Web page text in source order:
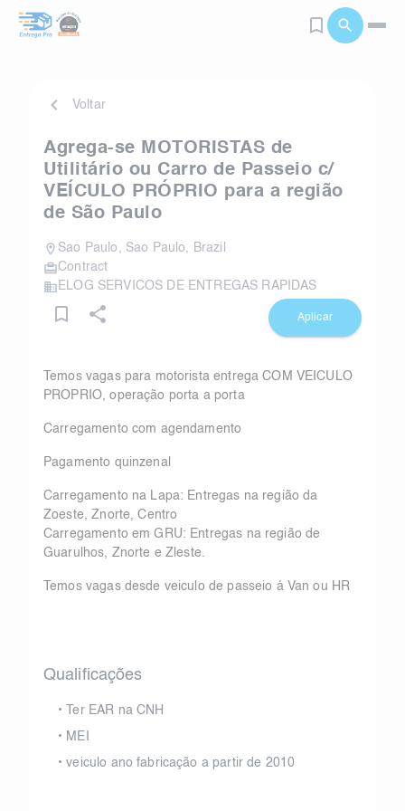
Voltar
Agrega-se MOTORISTAS de
Utilitário ou Carro de Passeio c/
VEÍCULO PRÓPRIO para a região
de São Paulo
Sao Paulo , Sao Paulo, Brazil
Contract
ELOG SERVICOS DE ENTREGAS RAPIDAS
Aplicar
Temos vagas para motorista entrega COM VEICULO
PROPRIO, operação porta a porta
Carregamento com agendamento
Pagamento quinzenal
Carregamento na Lapa: Entregas na região da
Zoeste, Znorte, Centro
Carregamento em GRU: Entregas na região de
Guarulhos, Znorte e Zleste.
Temos vagas desde veiculo de passeio á Van ou HR
Qualificações
• Ter EAR na CNH
• MEI
•veiculo ano fabricação a partir de 2010